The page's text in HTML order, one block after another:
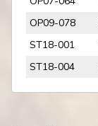
OP09-078
ST18-001
ST18-004